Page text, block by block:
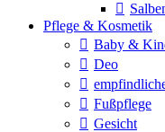
Pflege & Kosmetik
Baby &
Deo
Fußpflege
Gesicht